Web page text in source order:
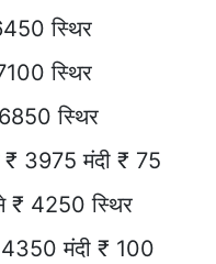
स्थिर
स्थिर
स्थिर
3975 मंदी ₹ 75
₹ 4250 स्थिर
मंदी ₹ 100